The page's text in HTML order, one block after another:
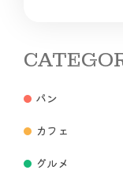
パン
カフェ
グルメ